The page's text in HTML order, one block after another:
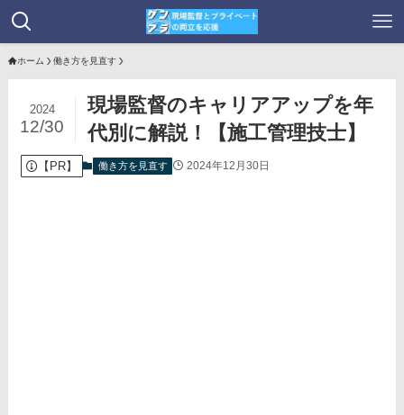
ホーム 働き方を見直す
現場監督のキャリアアップを年
代別に解説！【施工管理技士】
2024
12/30
【PR】 働き方を見直す 2024年12月30日